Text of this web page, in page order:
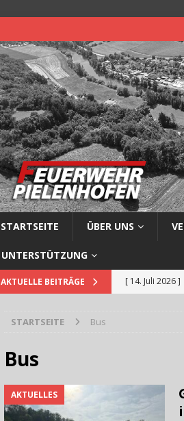
STARTSEITE ÜBER UNS
UNTERSTÜTZUNG
AKTUELLE BEITRÄGE [ 14. Juli 2026 ]
STARTSEITE Bus
Bus
AKTUELLES